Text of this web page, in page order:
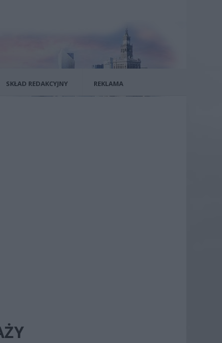
SKŁAD REDAKCYJNY REKLAMA